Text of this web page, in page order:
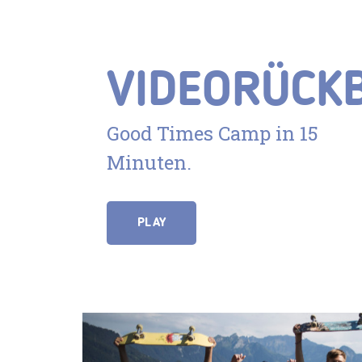
Good Times Camp in 15
Minuten.
PLAY